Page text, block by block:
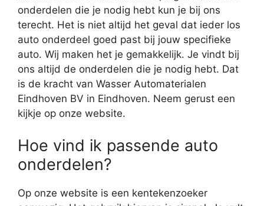
onderdelen die je nodig hebt kun je bij ons
terecht. Het is niet altijd het geval dat ieder los
auto onderdeel goed past bij jouw specifieke
auto. Wij maken het je gemakkelijk. Je vindt bij
ons altijd de onderdelen die je nodig hebt. Dat
is de kracht van Wasser Automaterialen
Eindhoven BV in Eindhoven. Neem gerust een
kijkje op onze website.
Hoe vind ik passende auto
onderdelen?
Op onze website is een kentekenzoeker